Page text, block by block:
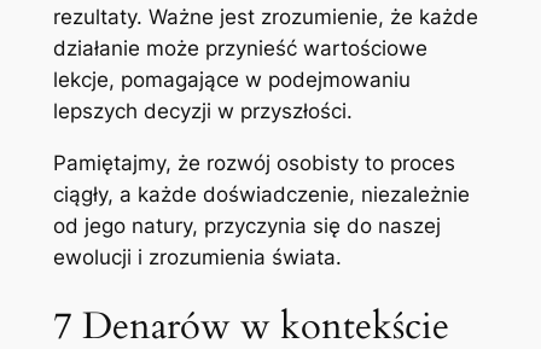
rezultaty. Ważne jest zrozumienie, że każde
działanie może przynieść wartościowe
lekcje, pomagające w podejmowaniu
lepszych decyzji w przyszłości.
Pamiętajmy, że rozwój osobisty to proces
ciągły, a każde doświadczenie, niezależnie
od jego natury, przyczynia się do naszej
ewolucji i zrozumienia świata.
7 Denarów w kontekście